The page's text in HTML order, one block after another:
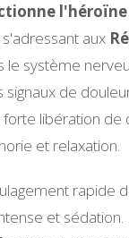
l'héroïne
s'adressant aux
le système
signaux de
libération de
et relaxation.
rapide
et sédation.